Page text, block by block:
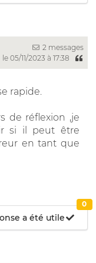
2 messages
le 05/11/2023 à 17:38
rapide.
de réflexion ,je
si il peut être
en tant que
a été utile
0